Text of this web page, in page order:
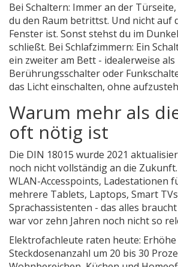
Bei Schaltern: Immer an der
du den Raum betrittst. Und nicht auf
Fenster ist. Sonst stehst du im
schließt. Bei Schlafzimmern: Ein
ein zweiter am Bett - idealerweise als
Berührungsschalter oder
das Licht einschalten, ohne
Warum mehr als
oft nötig ist
Die DIN 18015 wurde 2021
noch nicht vollständig an die
WLAN-Accesspoints, Ladestationen
mehrere Tablets, Laptops, Smart
Sprachassistenten - das alles
war vor zehn Jahren noch nicht so
Elektrofachleute raten heute: Erhöhe
Steckdosenanzahl um 20 bis 30